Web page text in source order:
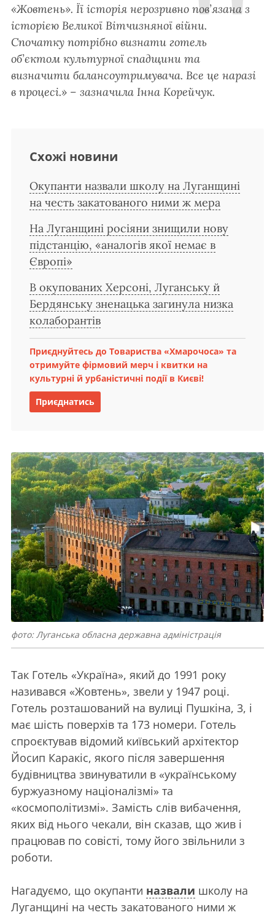
«Жовтень». Її історія нерозривно пов’язана з
історією Великої Вітчизняної війни.
Спочатку потрібно визнати готель
об’єктом культурної спадщини та
визначити балансоутримувача. Все це наразі
в процесі.» – зазначила Інна Корейчук.
Схожі новини
Окупанти назвали школу на Луганщині
на честь закатованого ними ж мера
На Луганщині росіяни знищили нову
підстанцію, «аналогів якої немає в
Європі»
В окупованих Херсоні, Луганську й
Бердянську зненацька загинула низка
колаборантів
Приєднуйтесь до Товариства «Хмарочоса» та
отримуйте фірмовий мерч і квитки на
культурні й урбаністичні події в Києві!
Приєднатись
фото: Луганська обласна державна адміністрація
Так Готель «Україна», який до 1991 року
називався «Жовтень», звели у 1947 році.
Готель розташований на вулиці Пушкіна, 3, і
має шість поверхів та 173 номери. Готель
спроєктував відомий київський архітектор
Йосип Каракіс, якого після завершення
будівництва звинуватили в «українському
буржуазному націоналізмі» та
«космополітизмі». Замість слів вибачення,
яких від нього чекали, він сказав, що жив і
працював по совісті, тому його звільнили з
роботи.
Нагадуємо, що окупанти назвали школу на
Луганщині на честь закатованого ними ж